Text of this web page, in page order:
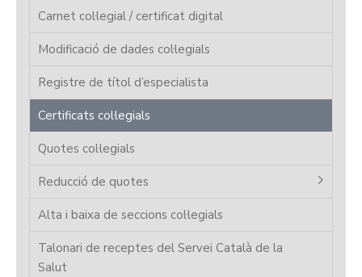
Carnet col·legial / certificat digital
Modificació de dades col·legials
Registre de títol d’especialista
Certificats col·legials
Quotes col·legials
Reducció de quotes
Alta i baixa de seccions col·legials
Talonari de receptes del Servei Català de la
Salut